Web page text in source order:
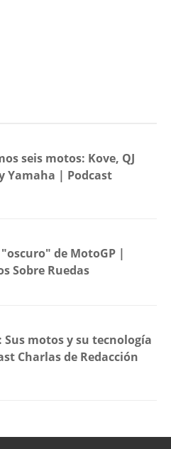
seis motos: Kove, QJ
Yamaha | Podcast
de MotoGP |
Sobre Ruedas
Sus motos y su tecnología
Charlas de Redacción